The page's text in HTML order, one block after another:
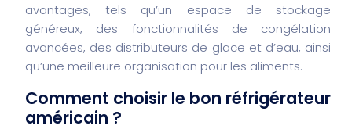
avantages, tels qu’un espace de stockage
généreux, des fonctionnalités de congélation
avancées, des distributeurs de glace et d’eau, ainsi
qu’une meilleure organisation pour les aliments.
Comment choisir le bon réfrigérateur
américain ?